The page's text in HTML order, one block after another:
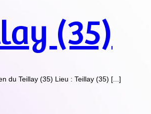
(35)
du Teillay (35) Lieu : Teillay (35) [...]